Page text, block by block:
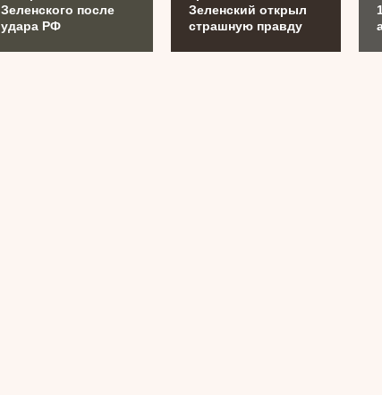
Зеленского после
удара РФ
Зеленский открыл
страшную правду